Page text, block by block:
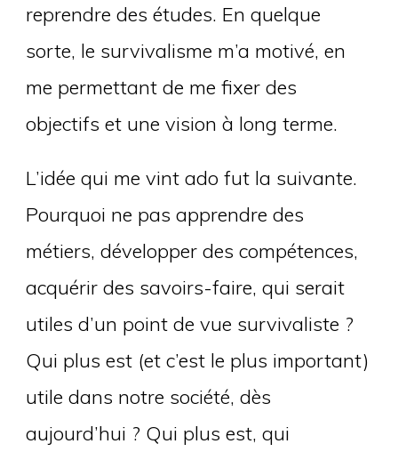
reprendre des études. En quelque
sorte, le survivalisme m’a motivé, en
me permettant de me fixer des
objectifs et une vision à long terme.
L’idée qui me vint ado fut la suivante.
Pourquoi ne pas apprendre des
métiers, développer des compétences,
acquérir des savoirs-faire, qui serait
utiles d’un point de vue survivaliste ?
Qui plus est (et c’est le plus important)
utile dans notre société, dès
aujourd’hui ? Qui plus est, qui